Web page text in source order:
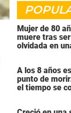
Mujer de 80
muere tras ser
olvidada en
A los 8 años
punto de
el tiempo se convirtió